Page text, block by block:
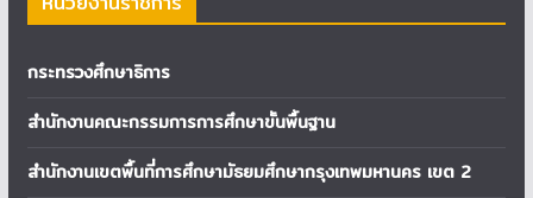
กระทรวงศึกษาธิการ
สำนักงานคณะกรรมการการศึกษาขั้นพื้นฐาน
สำนักงานเขตพื้นที่การศึกษามัธยมศึกษากรุงเทพมหานคร เขต 2